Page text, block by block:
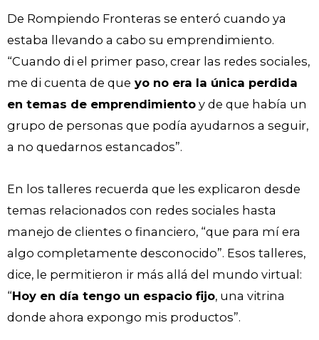
De Rompiendo Fronteras se enteró cuando ya
estaba llevando a cabo su emprendimiento.
“Cuando di el primer paso, crear las redes sociales,
me di cuenta de que yo no era la única perdida
en temas de emprendimiento y de que había un
grupo de personas que podía ayudarnos a seguir,
a no quedarnos estancados”.
En los talleres recuerda que les explicaron desde
temas relacionados con redes sociales hasta
manejo de clientes o financiero, “que para mí era
algo completamente desconocido”. Esos talleres,
dice, le permitieron ir más allá del mundo virtual:
“Hoy en día tengo un espacio fijo, una vitrina
donde ahora expongo mis productos”.